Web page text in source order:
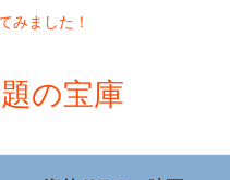
みました！
の宝庫